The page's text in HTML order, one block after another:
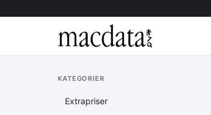
KATEGORIER
Extrapriser